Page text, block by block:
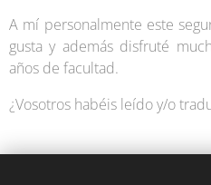
A mí personalmente este
gusta y además disfruté
años de facultad.
¿Vosotros habéis leído y/o